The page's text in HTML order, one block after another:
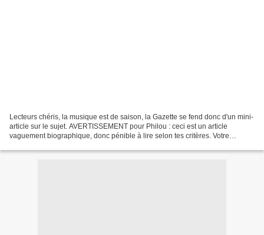
Lecteurs chéris, la musique est de saison, la Gazette se fend donc d'un mini-
article sur le sujet. AVERTISSEMENT pour Philou : ceci est un article
vaguement biographique, donc pénible à lire selon tes critères. Votre